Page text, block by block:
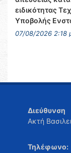
ειδικότητας
Υποβολής
07/08/2026 2:18
Διεύθυνση
Ακτή
Τηλέφωνο: